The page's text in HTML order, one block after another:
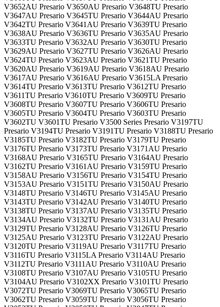
V3652AU Presario V3650AU Presario V3648TU Presario
V3647AU Presario V3645TU Presario V3644AU Presario
V3642TU Presario V3641AU Presario V3639TU Presario
V3638AU Presario V3636TU Presario V3635AU Presario
V3633TU Presario V3632AU Presario V3630TU Presario
V3629AU Presario V3627TU Presario V3626AU Presario
V3624TU Presario V3623AU Presario V3621TU Presario
V3620AU Presario V3619AU Presario V3618AU Presario
V3617AU Presario V3616AU Presario V3615LA Presario
V3614TU Presario V3613TU Presario V3612TU Presario
V3611TU Presario V3610TU Presario V3609TU Presario
V3608TU Presario V3607TU Presario V3606TU Presario
V3605TU Presario V3604TU Presario V3603TU Presario
V3602TU V3601TU Presario V3500 Series Presario V3197TU
Presario V3194TU Presario V3191TU Presario V3188TU Presario
V3185TU Presario V3182TU Presario V3179TU Presario
V3176TU Presario V3173TU Presario V3171AU Presario
V3168AU Presario V3165TU Presario V3164AU Presario
V3162TU Presario V3161AU Presario V3159TU Presario
V3158AU Presario V3156TU Presario V3154TU Presario
V3153AU Presario V3151TU Presario V3150AU Presario
V3148TU Presario V3146TU Presario V3145AU Presario
V3143TU Presario V3142AU Presario V3140TU Presario
V3138TU Presario V3137AU Presario V3135TU Presario
V3134AU Presario V3132TU Presario V3131AU Presario
V3129TU Presario V3128AU Presario V3126TU Presario
V3125AU Presario V3123TU Presario V3122AU Presario
V3120TU Presario V3119AU Presario V3117TU Presario
V3116TU Presario V3115LA Presario V3114AU Presario
V3112TU Presario V3111AU Presario V3110AU Presario
V3108TU Presario V3107AU Presario V3105TU Presario
V3104AU Presario V3102XX Presario V3101TU Presario
V3072TU Presario V3069TU Presario V3065TU Presario
V3062TU Presario V3059TU Presario V3056TU Presario